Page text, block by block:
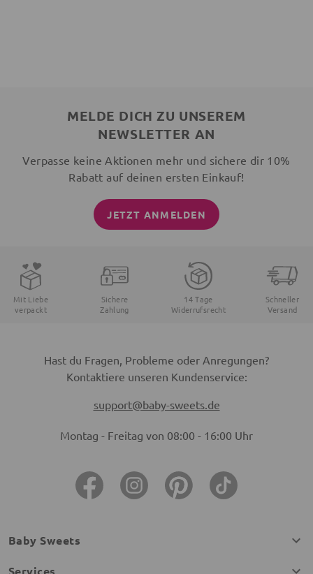
MELDE DICH ZU UNSEREM
NEWSLETTER AN
Verpasse keine Aktionen mehr und sichere dir 10%
Rabatt auf deinen ersten Einkauf!
JETZT ANMELDEN
Mit Liebe
verpackt
Sichere
Zahlung
14 Tage
Widerrufsrecht
Schneller
Versand
Hast du Fragen, Probleme oder Anregungen?
Kontaktiere unseren Kundenservice:
support@baby-sweets.de
Montag - Freitag von 08:00 - 16:00 Uhr
Baby Sweets